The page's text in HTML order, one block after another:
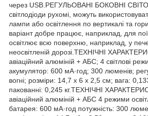
через USB.РЕГУЛЬОВАНІ БОКОВНІ
світлодіоди рухомі, можуть
лампи або освітлення по вертикалі та
варіант добре працює, наприклад, для
освітлює всю поверхню, наприклад, у
неосвітленій дорозі.ТЕХНІЧНІ
авіаційний алюміній + АБС; 4 світлові
акумулятор: 600 мА·год; 300 люменів;
вогні; розміри: 14,7 х 6 х 2,5 см; вага:
пакованні: 0,245 кг.ТЕХНІЧНІ
авіаційний алюміній + АБС 4 режими
батарея: 600 мА·год потужність: 300